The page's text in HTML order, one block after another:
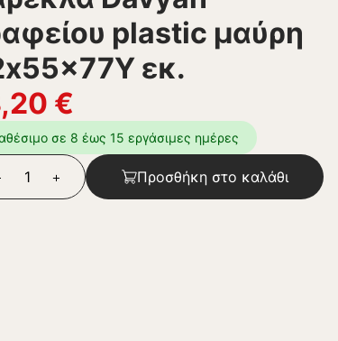
plastic μαύρη
εκ.
€
σε 8 έως 15 εργάσιμες ημέρες
Προσθήκη στο καλάθι